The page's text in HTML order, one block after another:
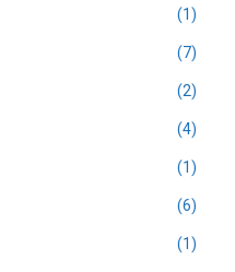
(1)
(7)
(2)
(4)
(1)
(6)
(1)